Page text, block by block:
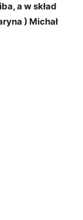
a w skład
) Michał